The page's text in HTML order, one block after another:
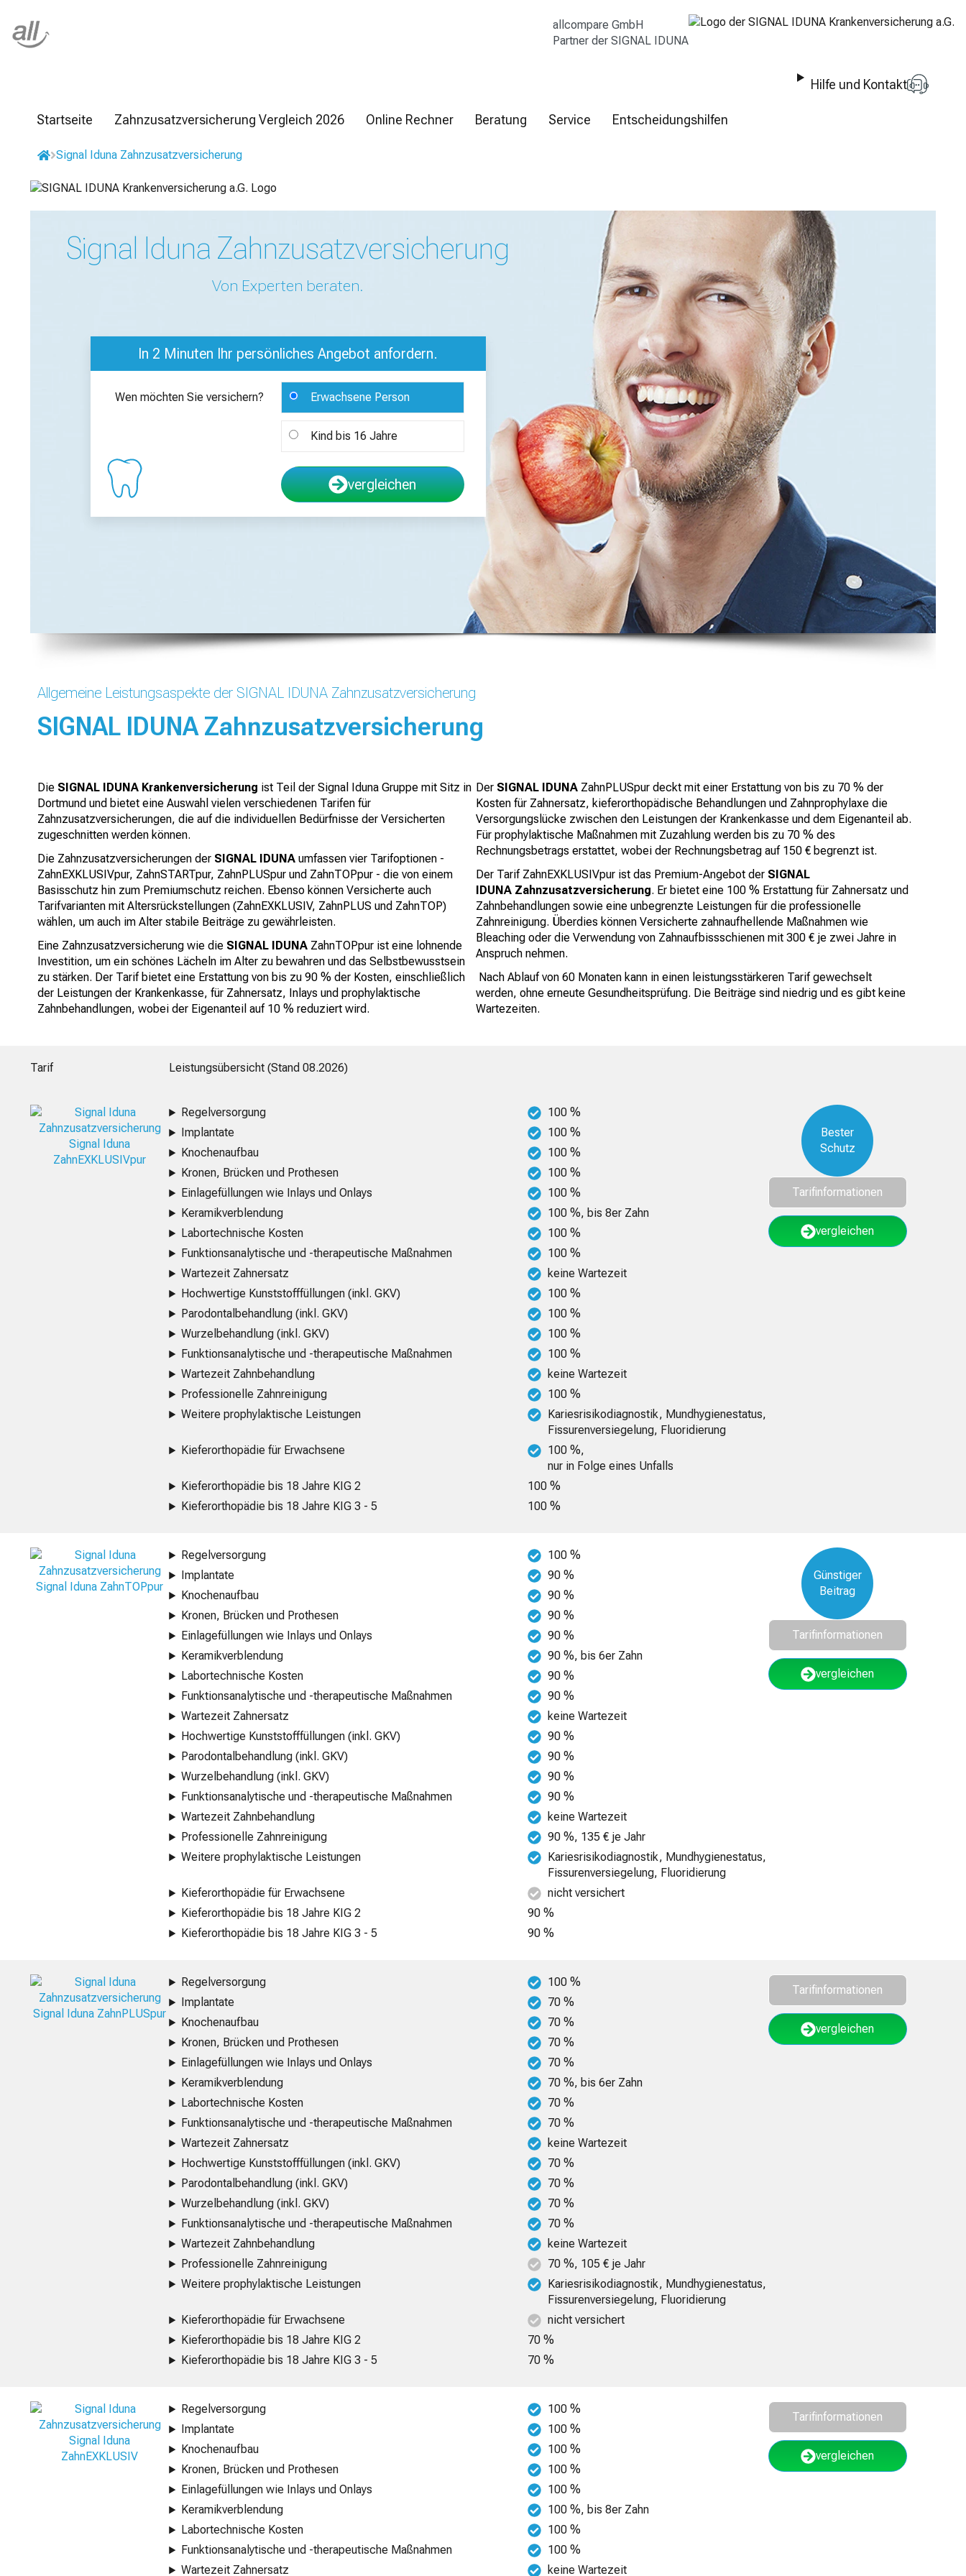
allcompare GmbH
Partner der SIGNAL IDUNA
Startseite Zahnzusatzversicherung Vergleich 2026 Online Rechner Beratung Service Entscheidungshilfen
Hilfe und Kontakt
Signal Iduna Zahnzusatzversicherung
Signal Iduna Zahnzusatz­versicherung
Von Experten beraten.
In 2 Minuten Ihr persönliches Angebot anfordern.
Wen möchten Sie versichern? Erwachsene Person
Kind bis 16 Jahre
vergleichen
Allgemeine Leistungsaspekte der SIGNAL IDUNA Zahnzusatzversicherung
SIGNAL IDUNA Zahnzusatzversicherung
Die SIGNAL IDUNA Krankenversicherung ist Teil der Signal Iduna Gruppe mit Sitz in
Dortmund und bietet eine Auswahl vielen verschiedenen Tarifen für
Zahnzusatzversicherungen, die auf die individuellen Bedürfnisse der Versicherten
zugeschnitten werden können.
Die Zahnzusatzversicherungen der SIGNAL IDUNA umfassen vier Tarifoptionen -
ZahnEXKLUSIVpur, ZahnSTARTpur, ZahnPLUSpur und ZahnTOPpur - die von einem
Basisschutz hin zum Premiumschutz reichen. Ebenso können Versicherte auch
Tarifvarianten mit Altersrückstellungen (ZahnEXKLUSIV, ZahnPLUS und ZahnTOP)
wählen, um auch im Alter stabile Beiträge zu gewährleisten.
Eine Zahnzusatzversicherung wie die SIGNAL IDUNA ZahnTOPpur ist eine lohnende
Investition, um ein schönes Lächeln im Alter zu bewahren und das Selbstbewusstsein
zu stärken. Der Tarif bietet eine Erstattung von bis zu 90 % der Kosten, einschließlich
der Leistungen der Krankenkasse, für Zahnersatz, Inlays und prophylaktische
Zahnbehandlungen, wobei der Eigenanteil auf 10 % reduziert wird.
Der SIGNAL IDUNA ZahnPLUSpur deckt mit einer Erstattung von bis zu 70 % der
Kosten für Zahnersatz, kieferorthopädische Behandlungen und Zahnprophylaxe die
Versorgungslücke zwischen den Leistungen der Krankenkasse und dem Eigenanteil ab.
Für prophylaktische Maßnahmen mit Zuzahlung werden bis zu 70 % des
Rechnungsbetrags erstattet, wobei der Rechnungsbetrag auf 150 € begrenzt ist.
Der Tarif ZahnEXKLUSIVpur ist das Premium-Angebot der SIGNAL
IDUNA Zahnzusatzversicherung. Er bietet eine 100 % Erstattung für Zahnersatz und
Zahnbehandlungen sowie eine unbegrenzte Leistungen für die professionelle
Zahnreinigung. Überdies können Versicherte zahnaufhellende Maßnahmen wie
Bleaching oder die Verwendung von Zahnaufbissschienen mit 300 € je zwei Jahre in
Anspruch nehmen.
Nach Ablauf von 60 Monaten kann in einen leistungsstärkeren Tarif gewechselt
werden, ohne erneute Gesundheitsprüfung. Die Beiträge sind niedrig und es gibt keine
Wartezeiten.
Tarif Leistungsübersicht (Stand08.2026)
Signal Iduna
ZahnEXKLUSIVpur
Regelversorgung
100 %
Implantate
100 %
Knochenaufbau
100 %
Kronen, Brücken und Prothesen
100 %
Einlagefüllungen wie Inlays und Onlays
100 %
Keramikverblendung
100 %, bis 8er Zahn
Labortechnische Kosten
100 %
Funktionsanalytische und -therapeutische Maßnahmen
100 %
Wartezeit Zahnersatz
keine Wartezeit
Hochwertige Kunststofffüllungen (inkl. GKV)
100 %
Parodontalbehandlung (inkl. GKV)
100 %
Wurzelbehandlung (inkl. GKV)
100 %
Funktionsanalytische und -therapeutische Maßnahmen
100 %
Wartezeit Zahnbehandlung
keine Wartezeit
Professionelle Zahnreinigung
100 %
Weitere prophylaktische Leistungen
Kariesrisikodiagnostik, Mundhygienestatus,
Fissurenversiegelung, Fluoridierung
Kieferorthopädie für Erwachsene
100 %,
nur in Folge eines Unfalls
Kieferorthopädie bis 18 Jahre KIG 2
100 %
Kieferorthopädie bis 18 Jahre KIG 3 - 5
100 %
Bester
Schutz
Tarifinformationen
vergleichen
Signal Iduna ZahnTOPpur
Regelversorgung
100 %
Implantate
90 %
Knochenaufbau
90 %
Kronen, Brücken und Prothesen
90 %
Einlagefüllungen wie Inlays und Onlays
90 %
Keramikverblendung
90 %, bis 6er Zahn
Labortechnische Kosten
90 %
Funktionsanalytische und -therapeutische Maßnahmen
90 %
Wartezeit Zahnersatz
keine Wartezeit
Hochwertige Kunststofffüllungen (inkl. GKV)
90 %
Parodontalbehandlung (inkl. GKV)
90 %
Wurzelbehandlung (inkl. GKV)
90 %
Funktionsanalytische und -therapeutische Maßnahmen
90 %
Wartezeit Zahnbehandlung
keine Wartezeit
Professionelle Zahnreinigung
90 %, 135 € je Jahr
Weitere prophylaktische Leistungen
Kariesrisikodiagnostik, Mundhygienestatus,
Fissurenversiegelung, Fluoridierung
Kieferorthopädie für Erwachsene
nicht versichert
Kieferorthopädie bis 18 Jahre KIG 2
90 %
Kieferorthopädie bis 18 Jahre KIG 3 - 5
90 %
Günstiger
Beitrag
Tarifinformationen
vergleichen
Signal Iduna ZahnPLUSpur
Regelversorgung
100 %
Implantate
70 %
Knochenaufbau
70 %
Kronen, Brücken und Prothesen
70 %
Einlagefüllungen wie Inlays und Onlays
70 %
Keramikverblendung
70 %, bis 6er Zahn
Labortechnische Kosten
70 %
Funktionsanalytische und -therapeutische Maßnahmen
70 %
Wartezeit Zahnersatz
keine Wartezeit
Hochwertige Kunststofffüllungen (inkl. GKV)
70 %
Parodontalbehandlung (inkl. GKV)
70 %
Wurzelbehandlung (inkl. GKV)
70 %
Funktionsanalytische und -therapeutische Maßnahmen
70 %
Wartezeit Zahnbehandlung
keine Wartezeit
Professionelle Zahnreinigung
70 %, 105 € je Jahr
Weitere prophylaktische Leistungen
Kariesrisikodiagnostik, Mundhygienestatus,
Fissurenversiegelung, Fluoridierung
Kieferorthopädie für Erwachsene
nicht versichert
Kieferorthopädie bis 18 Jahre KIG 2
70 %
Kieferorthopädie bis 18 Jahre KIG 3 - 5
70 %
Tarifinformationen
vergleichen
Signal Iduna
ZahnEXKLUSIV
Regelversorgung
100 %
Implantate
100 %
Knochenaufbau
100 %
Kronen, Brücken und Prothesen
100 %
Einlagefüllungen wie Inlays und Onlays
100 %
Keramikverblendung
100 %, bis 8er Zahn
Labortechnische Kosten
100 %
Funktionsanalytische und -therapeutische Maßnahmen
100 %
Wartezeit Zahnersatz
keine Wartezeit
Tarifinformationen
vergleichen